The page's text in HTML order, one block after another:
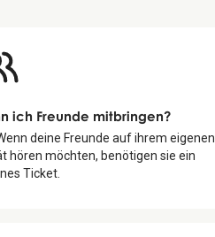
ich Freunde mitbringen?
deine Freunde auf ihrem eigenen
hören möchten, benötigen sie ein
Ticket.